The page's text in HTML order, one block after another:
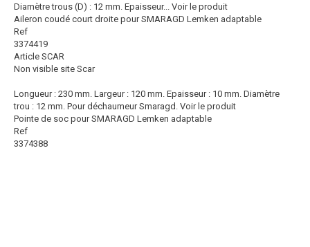
Diamètre trous (D) : 12 mm. Epaisseur... Voir le produit
Aileron coudé court droite pour SMARAGD Lemken adaptable
Ref
3374419
Article SCAR
Non visible site Scar
Longueur : 230 mm. Largeur : 120 mm. Epaisseur : 10 mm. Diamètre
trou : 12 mm. Pour déchaumeur Smaragd. Voir le produit
Pointe de soc pour SMARAGD Lemken adaptable
Ref
3374388